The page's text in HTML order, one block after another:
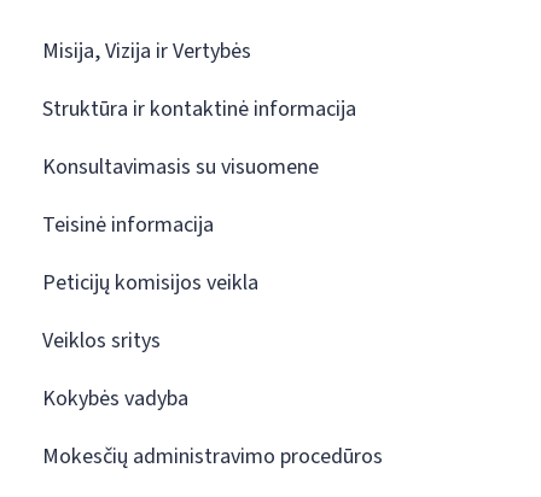
Misija, Vizija ir Vertybės
Struktūra ir kontaktinė informacija
Konsultavimasis su visuomene
Teisinė informacija
Peticijų komisijos veikla
Veiklos sritys
Kokybės vadyba
Mokesčių administravimo procedūros